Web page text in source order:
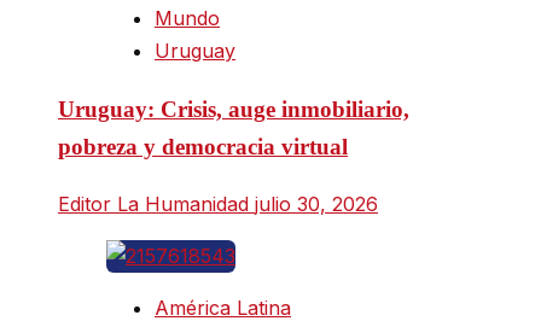
Mundo
Uruguay
Uruguay: Crisis, auge inmobiliario,
pobreza y democracia virtual
Editor La Humanidad julio 30, 2026
América Latina